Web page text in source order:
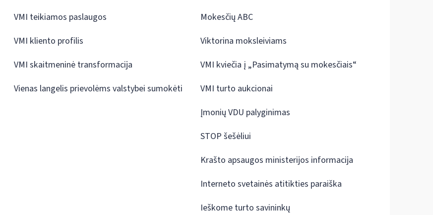
VMI teikiamos paslaugos
VMI kliento profilis
VMI skaitmeninė transformacija
Vienas langelis prievolėms valstybei sumokėti
Mokesčių ABC
Viktorina moksleiviams
VMI kviečia į „Pasimatymą su mokesčiais“
VMI turto aukcionai
Įmonių VDU palyginimas
STOP šešėliui
Krašto apsaugos ministerijos informacija
Interneto svetainės atitikties paraiška
Ieškome turto savininkų